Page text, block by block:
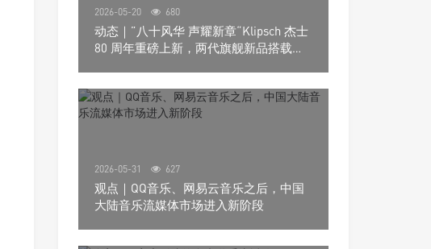
2026-05-20 680
动态｜”八十风华 声耀新章“Klipsch 杰士
80 周年重磅上新，两代旗舰新品搭载硬
2026-05-31 627
观点｜QQ音乐、网易云音乐之后，中国
大陆音乐流媒体市场进入新阶段